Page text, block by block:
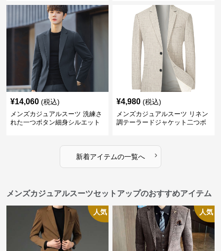
¥14,060 (税込)
メンズカジュアルスーツ 洗練さ
れた一つボタン細身シルエット
¥4,980 (税込)
メンズカジュアルスーツ リネン
調テーラードジャケット二つボ
新着アイテムの一覧へ ›
メンズカジュアルスーツセットアップのおすすめアイテム
人気 人気